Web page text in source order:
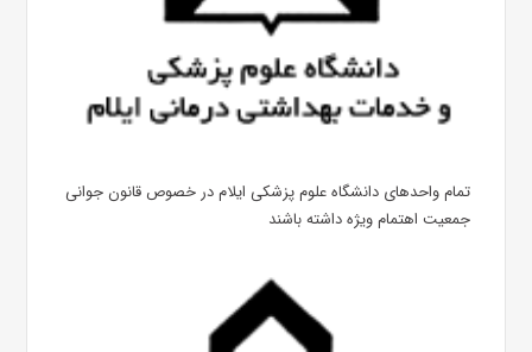
تمام واحدهای دانشگاه علوم پزشکی ایلام در خصوص قانون جوانی
جمعیت اهتمام ویژه داشته باشند